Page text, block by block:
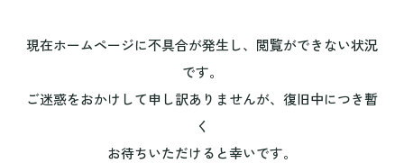
現在ホームページに不具合が発生し、閲覧ができない状況
です。
ご迷惑をおかけして申し訳ありませんが、復旧中につき暫
く
お待ちいただけると幸いです。